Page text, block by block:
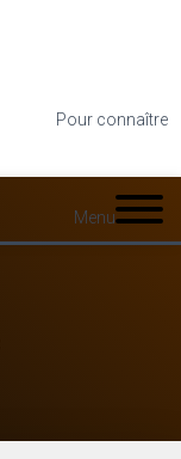
Pour connaître
Menu